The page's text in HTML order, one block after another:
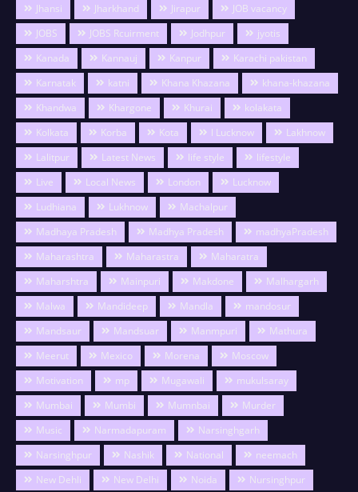
Jhansi
Jharkhand Jirapur
JOB vacancy
JOBS
JOBS Rcuirment Jodhpur
jyotis
Kanada
Kannauj Kanpur
Karachi pakistan
Karnatak
katni Khana Khazana
khana-khazana
Khandwa
Khargone Khurai
kolakata
Kolkata
Korba Kota l Lucknow
Lakhnow
Lalitpur
Latest News life style
lifestyle
Live
Local News London
Lucknow
Ludhiana
Lukhnow
Machalpur
Madhaya Pradesh
Madhya Pradesh
madhyaPradesh
Maharashtra
Maharastra
Maharatra
Maharshtra
Mainpuri Makdone
Malhargarh
Malwa
Mandideep Mandla
mandosur
Mandsaur
Mandsuar Manmpuri
Mathura
Meerut
Mexico Morena
Moscow
Motivation
mp Mugawali
mukulsaray
Mumbai
Mumbi Mumnbai
Murder
Music
Narmadapuram
Narsinghgarh
Narsinghpur
Nashik National
neemach
New Dehli
New Delhi Noida
Nursinghpur